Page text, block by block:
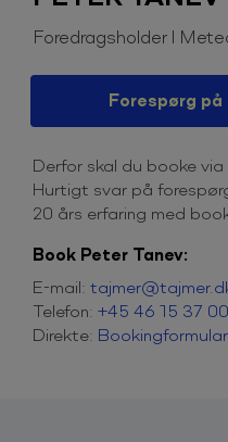
Foredragsholder l
Forespørg
Derfor skal du booke via
Hurtigt svar på
20 års erfaring med
Book Peter Tanev:
E-mail:
Telefon: +45 46 15 37 00
Direkte: Bookingformular